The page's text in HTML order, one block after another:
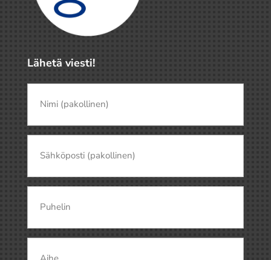
Lähetä viesti!
(pakollinen)
(Pakollinen)
Nimi